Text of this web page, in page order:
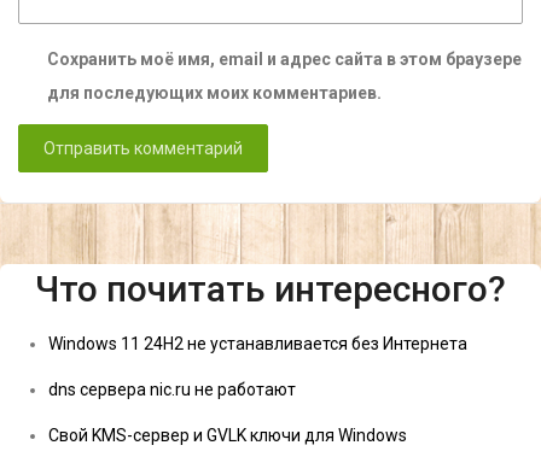
Сохранить моё имя, email и адрес сайта в этом браузере
для последующих моих комментариев.
Что почитать интересного?
Windows 11 24H2 не устанавливается без Интернета
dns сервера nic.ru не работают
Свой KMS-сервер и GVLK ключи для Windows